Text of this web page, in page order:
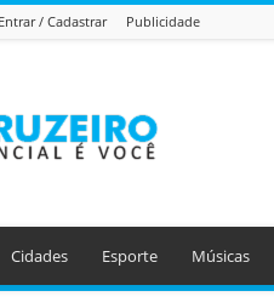
Entrar / Cadastrar Publicidade
Cidades Esporte Músicas